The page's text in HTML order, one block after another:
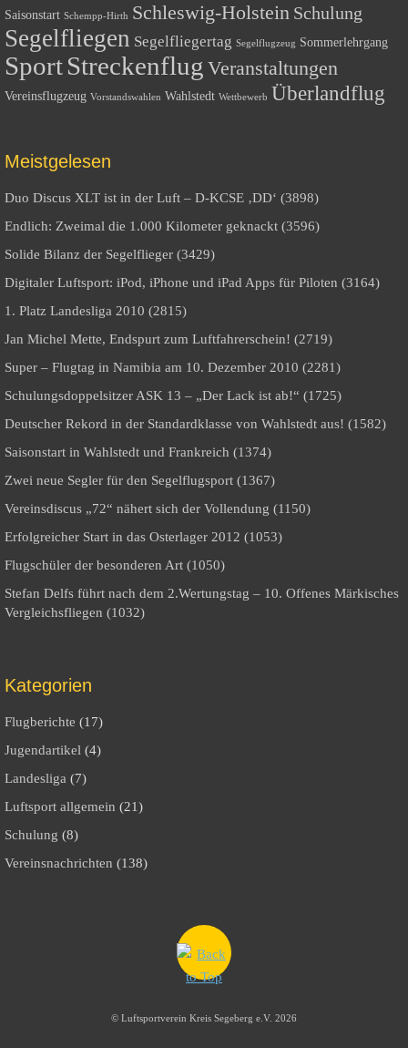
Saisonstart Schempp-Hirth Schleswig-Holstein Schulung
Segelfliegen Segelfliegertag Segelflugzeug Sommerlehrgang
SportStreckenflug Veranstaltungen
Vereinsflugzeug Vorstandswahlen Wahlstedt Wettbewerb Überlandflug
Meistgelesen
Duo Discus XLT ist in der Luft – D-KCSE ‚DD‘ (3898)
Endlich: Zweimal die 1.000 Kilometer geknackt (3596)
Solide Bilanz der Segelflieger (3429)
Digitaler Luftsport: iPod, iPhone und iPad Apps für Piloten (3164)
1. Platz Landesliga 2010 (2815)
Jan Michel Mette, Endspurt zum Luftfahrerschein! (2719)
Super – Flugtag in Namibia am 10. Dezember 2010 (2281)
Schulungsdoppelsitzer ASK 13 – „Der Lack ist ab!“ (1725)
Deutscher Rekord in der Standardklasse von Wahlstedt aus! (1582)
Saisonstart in Wahlstedt und Frankreich (1374)
Zwei neue Segler für den Segelflugsport (1367)
Vereinsdiscus „72“ nähert sich der Vollendung (1150)
Erfolgreicher Start in das Osterlager 2012 (1053)
Flugschüler der besonderen Art (1050)
Stefan Delfs führt nach dem 2.Wertungstag – 10. Offenes Märkisches
Vergleichsfliegen (1032)
Kategorien
Flugberichte (17)
Jugendartikel (4)
Landesliga (7)
Luftsport allgemein (21)
Schulung (8)
Vereinsnachrichten (138)
© Luftsportverein Kreis Segeberg e.V. 2026